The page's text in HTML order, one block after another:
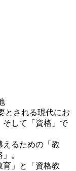
とされる現代にお
そして「資格」で
えるための「教
。
育」と「資格教